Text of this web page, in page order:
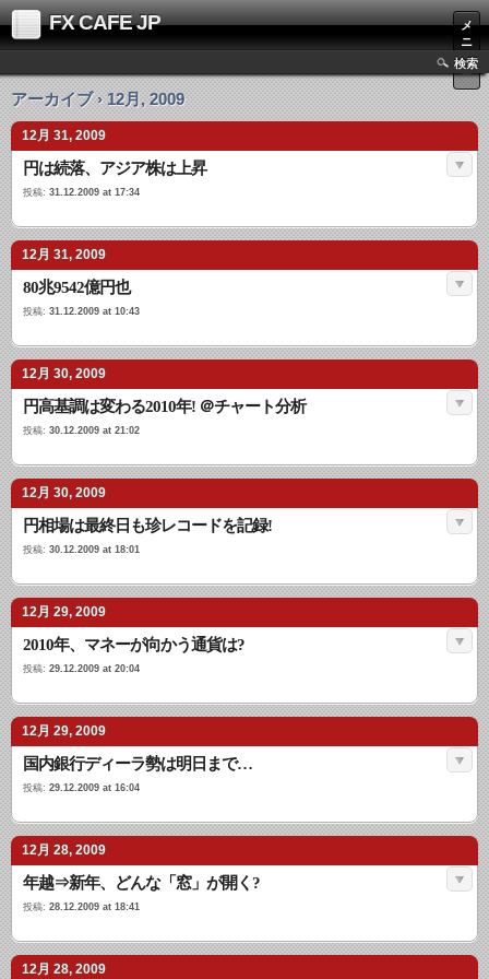
FX CAFE JP
メ
ニ
ュ
ー
検索
アーカイブ › 12月, 2009
12月 31, 2009
円は続落、アジア株は上昇
投稿: 31.12.2009 at 17:34
12月 31, 2009
80兆9542億円也
投稿: 31.12.2009 at 10:43
12月 30, 2009
円高基調は変わる2010年! ＠チャート分析
投稿: 30.12.2009 at 21:02
12月 30, 2009
円相場は最終日も珍レコードを記録!
投稿: 30.12.2009 at 18:01
12月 29, 2009
2010年、マネーが向かう通貨は?
投稿: 29.12.2009 at 20:04
12月 29, 2009
国内銀行ディーラ勢は明日まで…
投稿: 29.12.2009 at 16:04
12月 28, 2009
年越⇒新年、どんな「窓」が開く?
投稿: 28.12.2009 at 18:41
12月 28, 2009